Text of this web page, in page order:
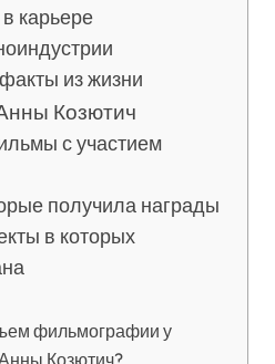
карьере
из жизни
Козютич
с участием
получила награды
в которых
фильмографии у
Козютич?